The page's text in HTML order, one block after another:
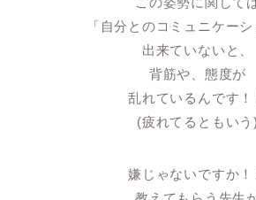
「自分とのコミュニケー
出来ていないと、
背筋や、態度が
乱れているんです！
(疲れてるともいう)
嫌じゃないですか！